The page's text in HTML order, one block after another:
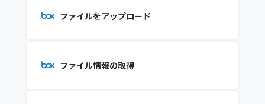
ファイルをアップロード
ファイル情報の取得